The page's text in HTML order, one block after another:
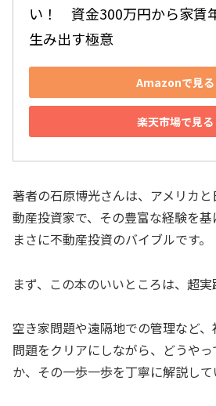
い！　資金300万円から家賃
生み出す極意
Amazonで見る
楽天市場で見る
著者の石原博光さんは、アメリカ
動産投資家で、その豊富な経験を基
まさに不動産投資のバイブルです。
まず、この本のいいところは、超実
空き家問題や遠隔地での管理など
問題をクリアにしながら、どうや
か、その一歩一歩を丁寧に解説して